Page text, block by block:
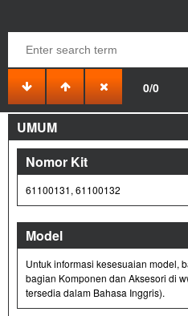
0/0
TUTUP BAHAN
94100004
UMUM
Nomor Kit
61100131, 61100132
Model
Untuk informasi kesesuaian model,
bagian Komponen dan Aksesori di
tersedia dalam Bahasa Inggris).